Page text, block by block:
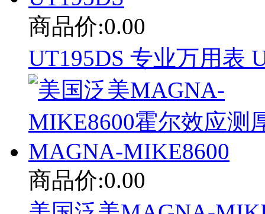
商品价:0.00
UT195DS 专业万用表
商品价:0.00